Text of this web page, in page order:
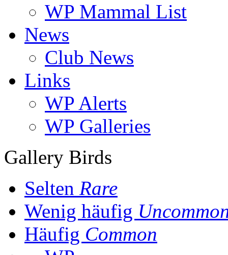
WP Mammal List
News
Club News
Links
WP Alerts
WP Galleries
Gallery Birds
Selten Rare
Wenig häufig
Häufig Common